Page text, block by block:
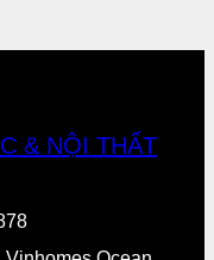
& NỘI THẤT